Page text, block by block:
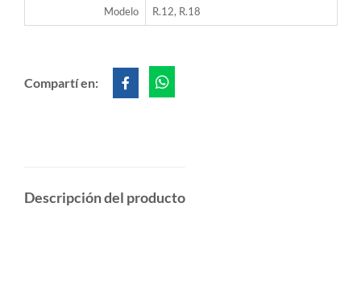
Modelo R.12, R.18
Compartí en:
Descripción del producto